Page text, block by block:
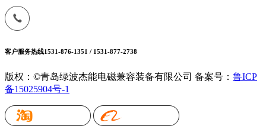
客户服务热线1531-876-1351 / 1531-877-2738
版权：©青岛绿波杰能电磁兼容装备有限公司 备案号： 鲁ICP
备15025904号-1